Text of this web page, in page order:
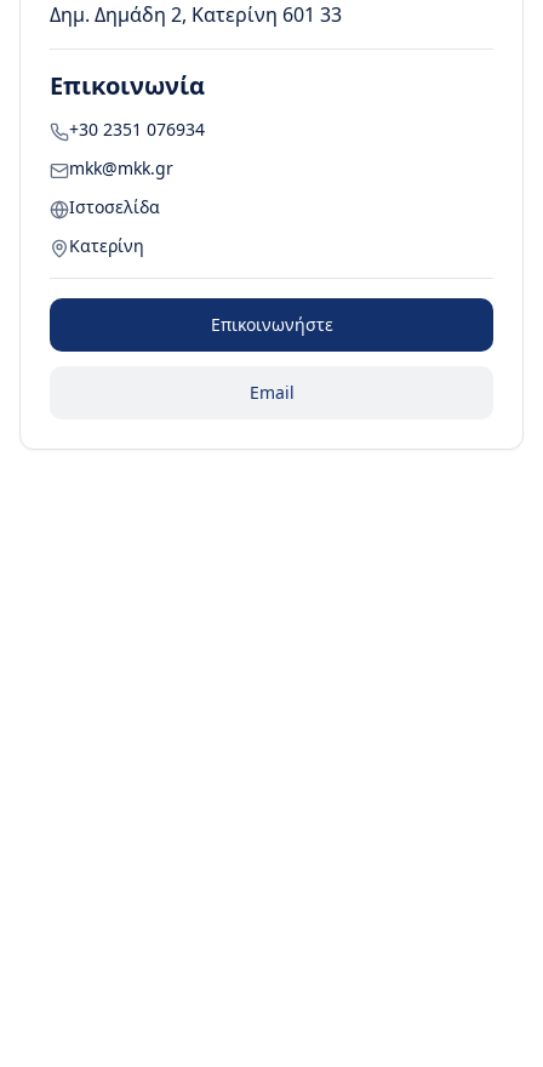
Δημ. Δημάδη 2, Κατερίνη 601 33
Επικοινωνία
+30 2351 076934
mkk@mkk.gr
Ιστοσελίδα
Κατερίνη
Επικοινωνήστε
Email